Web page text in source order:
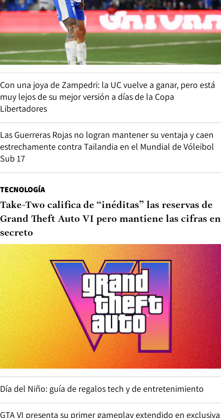
Con una joya de Zampedri: la UC vuelve a ganar, pero está
muy lejos de su mejor versión a días de la Copa
Libertadores
Las Guerreras Rojas no logran mantener su ventaja y caen
estrechamente contra Tailandia en el Mundial de Vóleibol
Sub 17
TECNOLOGÍA
Take-Two califica de “inéditas” las reservas de
Grand Theft Auto VI pero mantiene las cifras en
secreto
Día del Niño: guía de regalos tech y de entretenimiento
GTA VI presenta su primer gameplay extendido en exclusiva